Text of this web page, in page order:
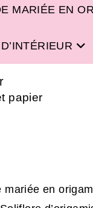
MARIÉE EN
papier
en